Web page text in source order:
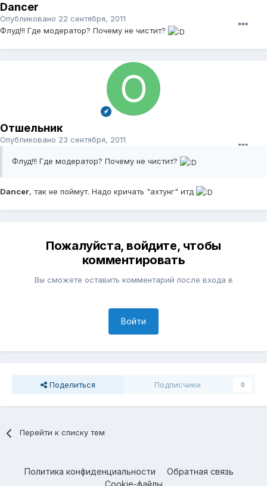
Dancer
Опубликовано 22 сентября, 2011
Флуд!!! Где модератор? Почему не чистит?
Отшельник
Опубликовано 23 сентября, 2011
Флуд!!! Где модератор? Почему не чистит?
Dancer, так не поймут. Надо кричать "ахтунг" итд
Пожалуйста, войдите, чтобы
комментировать
Вы сможете оставить комментарий после входа в
Войти
Поделиться Подписчики 0
Перейти к списку тем
Политика конфиденциальности
Обратная связь